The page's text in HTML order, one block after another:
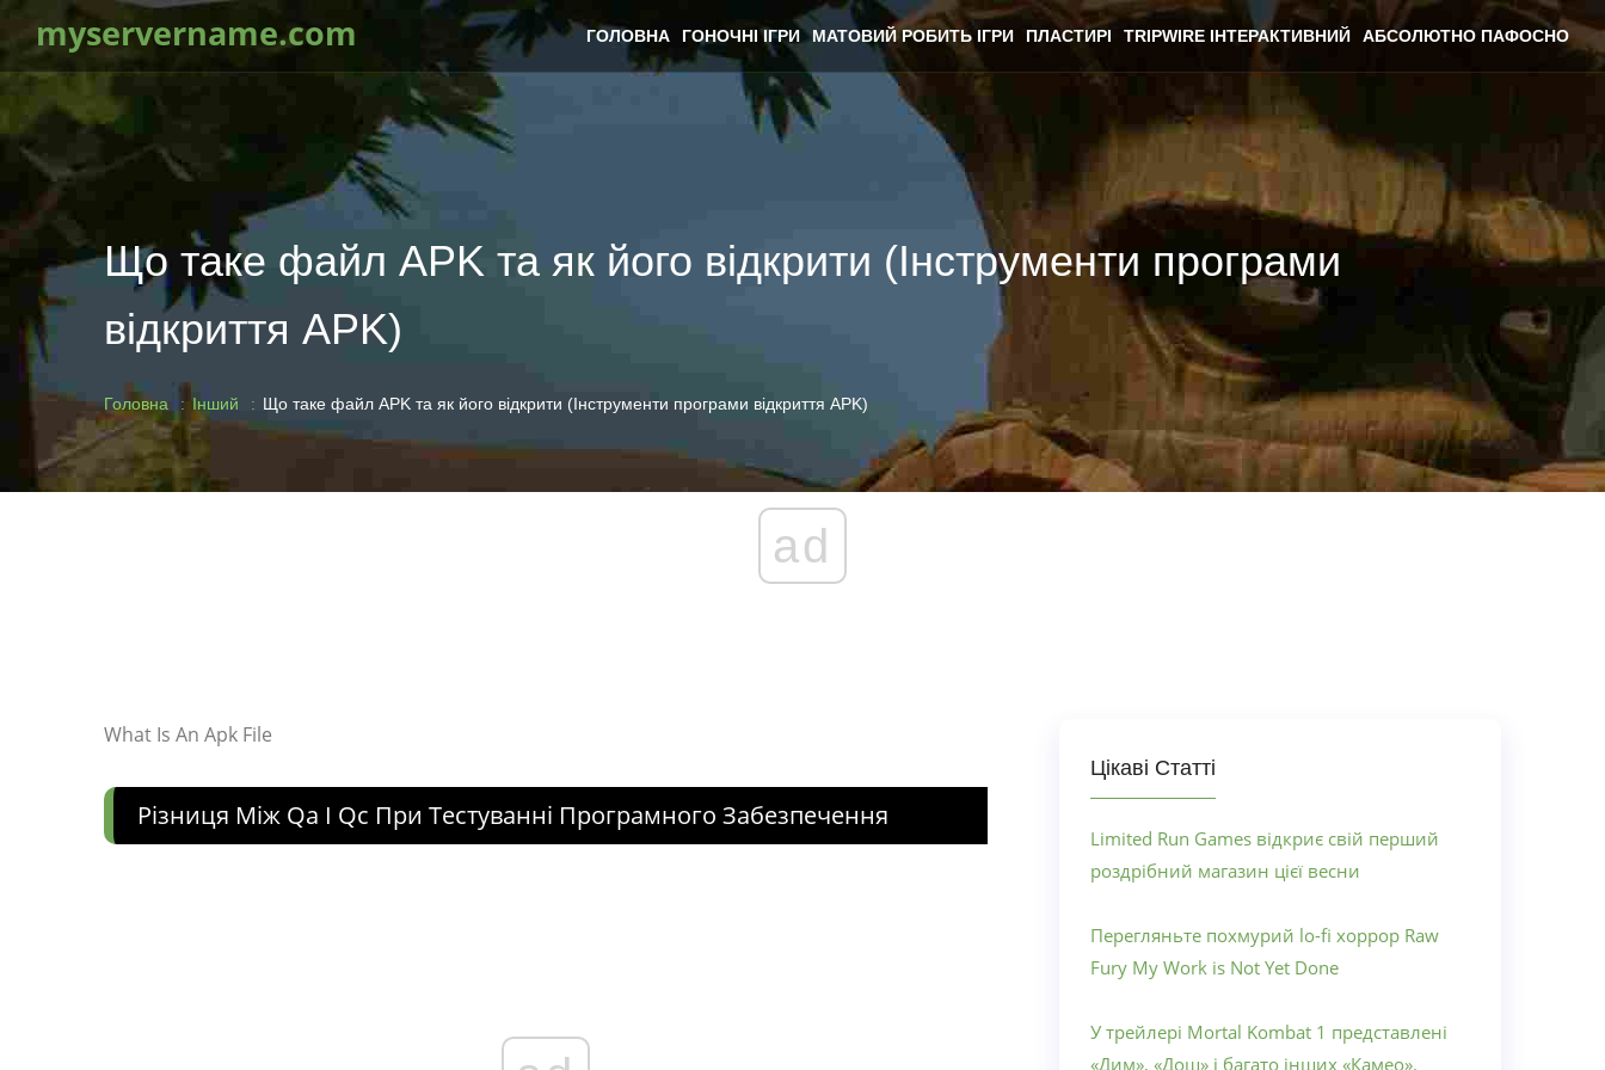
myservername.com ГОЛОВНА ГОНОЧНІ ІГРИ МАТОВИЙ РОБИТЬ ІГРИ ПЛАСТИРІ TRIPWIRE ІНТЕРАКТИВНИЙ АБСОЛЮТНО ПАФОСНО
Що таке файл APK та як його відкрити (Інструменти програми
відкриття APK)
Головна Інший Що таке файл APK та як його відкрити (Інструменти програми відкриття APK)
ad
What Is An Apk File
Різниця Між Qa І Qc При Тестуванні Програмного Забезпечення
Цікаві Статті
Limited Run Games відкриє свій перший
роздрібний магазин цієї весни
Перегляньте похмурий lo-fi хоррор Raw
Fury My Work is Not Yet Done
У трейлері Mortal Kombat 1 представлені
«Дим», «Дощ» і багато інших «Камео».